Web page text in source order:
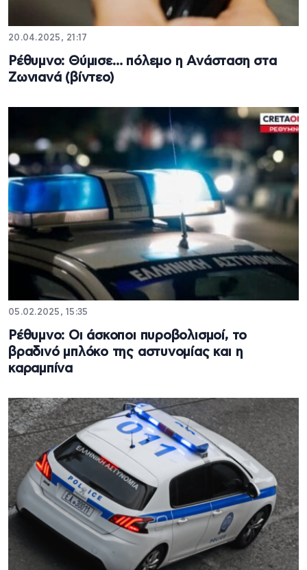
20.04.2025, 21:17
Ρέθυμνο: Θύμισε… πόλεμο η Ανάσταση στα
Ζωνιανά (βίντεο)
05.02.2025, 15:35
Ρέθυμνο: Οι άσκοποι πυροβολισμοί, το
βραδινό μπλόκο της αστυνομίας και η
καραμπίνα